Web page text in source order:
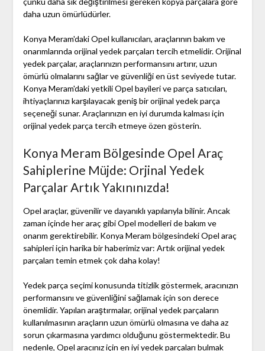
daha uzun ömürlüdürler.
Konya Meram'daki Opel kullanıcıları, araçlarının bakım ve
onarımlarında orijinal yedek parçaları tercih etmelidir. Orijinal
yedek parçalar, araçlarınızın performansını artırır, uzun
ömürlü olmalarını sağlar ve güvenliği en üst seviyede tutar.
Konya Meram'daki yetkili Opel bayileri ve parça satıcıları,
ihtiyaçlarınızı karşılayacak geniş bir orijinal yedek parça
seçeneği sunar. Araçlarınızın en iyi durumda kalması için
orijinal yedek parça tercih etmeye özen gösterin.
Konya Meram Bölgesinde Opel Araç
Sahiplerine Müjde: Orjinal Yedek
Parçalar Artık Yakınınızda!
Opel araçlar, güvenilir ve dayanıklı yapılarıyla bilinir. Ancak
zaman içinde her araç gibi Opel modelleri de bakım ve
onarım gerektirebilir. Konya Meram bölgesindeki Opel araç
sahipleri için harika bir haberimiz var: Artık orijinal yedek
parçaları temin etmek çok daha kolay!
Yedek parça seçimi konusunda titizlik göstermek, aracınızın
performansını ve güvenliğini sağlamak için son derece
önemlidir. Yapılan araştırmalar, orijinal yedek parçaların
kullanılmasının araçların uzun ömürlü olmasına ve daha az
sorun çıkarmasına yardımcı olduğunu göstermektedir. Bu
nedenle, Opel aracınız için en iyi yedek parçaları bulmak